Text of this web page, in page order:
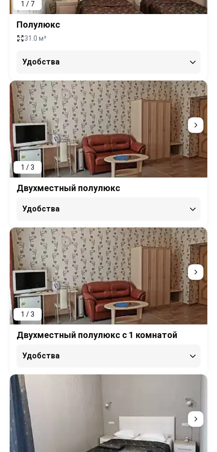
1 / 7
Полулюкс
31.0 м²
Удобства
1 / 3
Двухместный полулюкс
Удобства
1 / 3
Двухместный полулюкс c 1 комнатой
Удобства